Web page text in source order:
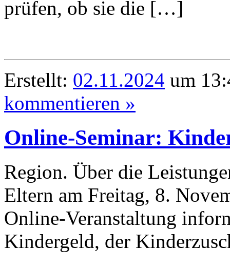
prüfen, ob sie die […]
Erstellt: 02.11.2024 um
kommentieren »
Online-Seminar:
Region. Über die
Eltern am Freitag, 8.
Online-Veranstaltung
Kindergeld, der